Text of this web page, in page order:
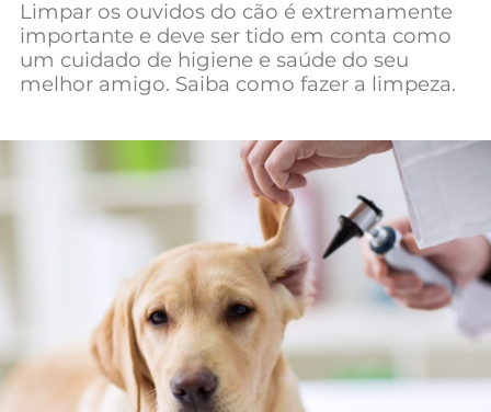
Limpar os ouvidos do cão é extremamente
importante e deve ser tido em conta como
um cuidado de higiene e saúde do seu
melhor amigo. Saiba como fazer a limpeza.